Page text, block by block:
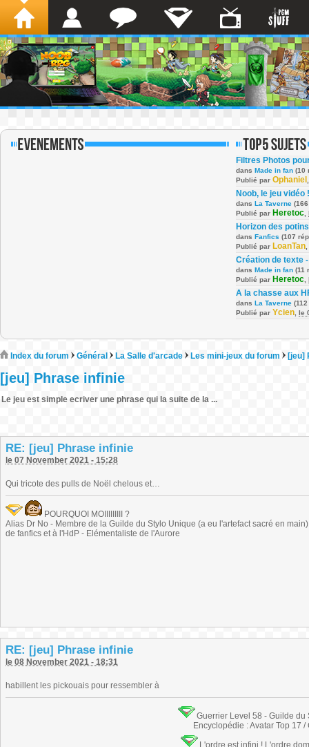
Filtres Photos
dans Made in fan (10
Publié par Ophaniel
Noob, le jeu vidéo !
dans La Taverne
Publié par Heretoc
Horizon des potins
dans Fanfics (107
Publié par LoanTan
Création de texte
dans Made in fan (11
Publié par Heretoc
A la chasse aux
dans La Taverne
Publié par Ycien le
Index du forum Général La Salle d'arcade Les mini-jeux du forum [jeu]
[jeu] Phrase infinie
Le jeu est simple ecriver une phrase qui la suite de la ...
RE: [jeu] Phrase infinie
le 07 November 2021 - 15:28
Qui tricote des pulls de Noël chelous et…
POURQUOI MOIIIIIIIII ?
Alias Dr No - Membre de la Guilde du Stylo Unique (a eu l'artefact sacré en
de fanfics et à l'HdP - Elémentaliste de l'Aurore
RE: [jeu] Phrase infinie
le 08 November 2021 - 18:31
habillent les pickouais pour ressembler à
Guerrier Level 58 - Guilde
Encyclopédie : Avatar Top 17 /
L'ordre est infini ! L'ordre